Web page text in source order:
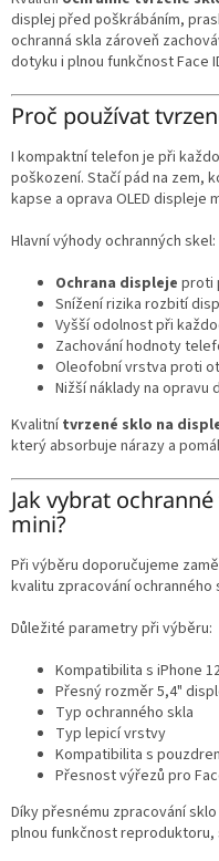
displej před poškrábáním,
ochranná skla zároveň
dotyku i plnou funkčnost Face
Proč používat
I kompaktní telefon je při
poškození. Stačí pád na zem,
kapse a oprava OLED displeje
Hlavní výhody ochranných skel:
Ochrana displeje proti
Snížení rizika rozbití
Vyšší odolnost při
Zachování hodnoty
Oleofobní vrstva proti
Nižší náklady na opravu
Kvalitnítvrzené sklo na
který absorbuje nárazy a
Jak vybrat
mini?
Při výběru doporučujeme
kvalitu zpracování ochranného
Důležité parametry při výběru:
Kompatibilita s iPhone
Přesný rozměr 5,4"
Typ ochranného skla
Typ lepicí vrstvy
Kompatibilita s
Přesnost výřezů pro
Díky přesnému zpracování
plnou funkčnost reproduktoru,